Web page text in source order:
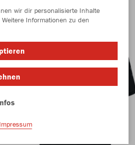
wir dir personalisierte Inhalte
Informationen zu den
Impressum